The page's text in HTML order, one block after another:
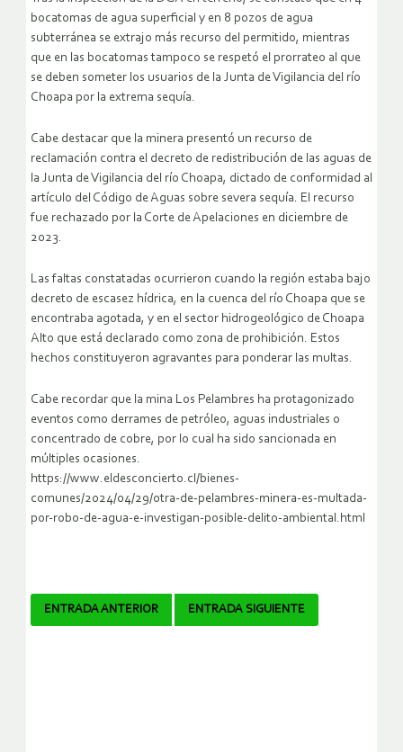
bocatomas de agua superficial y en 8 pozos de agua
subterránea se extrajo más recurso del permitido, mientras
que en las bocatomas tampoco se respetó el prorrateo al que
se deben someter los usuarios de la Junta de Vigilancia del río
Choapa por la extrema sequía.
Cabe destacar que la minera presentó un recurso de
reclamación contra el decreto de redistribución de las aguas de
la Junta de Vigilancia del río Choapa, dictado de conformidad al
artículo del Código de Aguas sobre severa sequía. El recurso
fue rechazado por la Corte de Apelaciones en diciembre de
2023.
Las faltas constatadas ocurrieron cuando la región estaba bajo
decreto de escasez hídrica, en la cuenca del río Choapa que se
encontraba agotada, y en el sector hidrogeológico de Choapa
Alto que está declarado como zona de prohibición. Estos
hechos constituyeron agravantes para ponderar las multas.
Cabe recordar que la mina Los Pelambres ha protagonizado
eventos como derrames de petróleo, aguas industriales o
concentrado de cobre, por lo cual ha sido sancionada en
múltiples ocasiones.
https://www.eldesconcierto.cl/bienes-
comunes/2024/04/29/otra-de-pelambres-minera-es-multada-
por-robo-de-agua-e-investigan-posible-delito-ambiental.html
Navegador
ENTRADA ANTERIOR ENTRADA SIGUIENTE